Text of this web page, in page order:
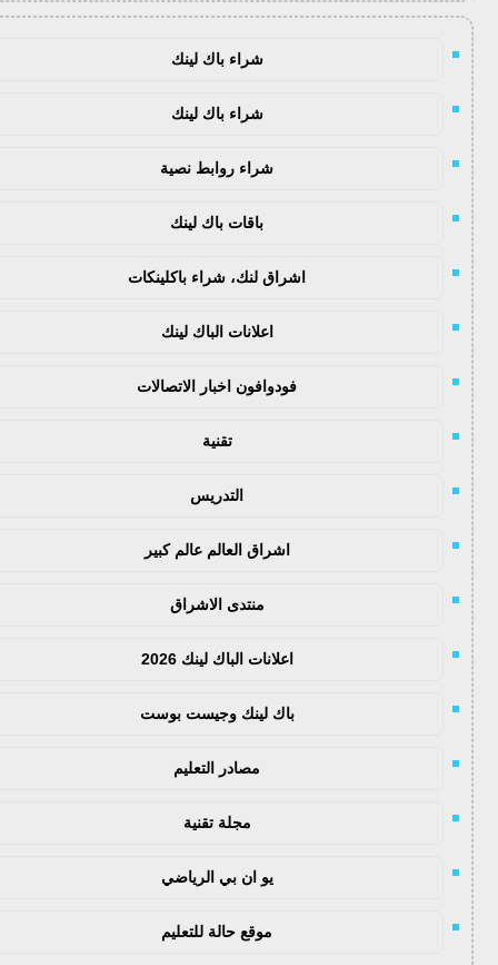
شراء باك لينك
شراء باك لينك
شراء روابط نصية
باقات باك لينك
اشراق لنك، شراء باكلينكات
اعلانات الباك لينك
فودوافون اخبار الاتصالات
تقنية
التدريس
اشراق العالم عالم كبير
منتدى الاشراق
اعلانات الباك لينك 2026
باك لينك وجيست بوست
مصادر التعليم
مجلة تقنية
يو ان بي الرياضي
موقع حالة للتعليم